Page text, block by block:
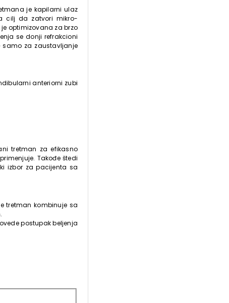
je kapilarni ulaz
cilj da zatvori mikro-
optimizovana za brzo
se donji refrakcioni
samo za zaustavljanje
anteriorni zubi
tretman za efikasno
Takođe štedi
izbor za pacijenta sa
tretman kombinuje sa
postupak beljenja